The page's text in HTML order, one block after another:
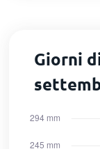
Giorni